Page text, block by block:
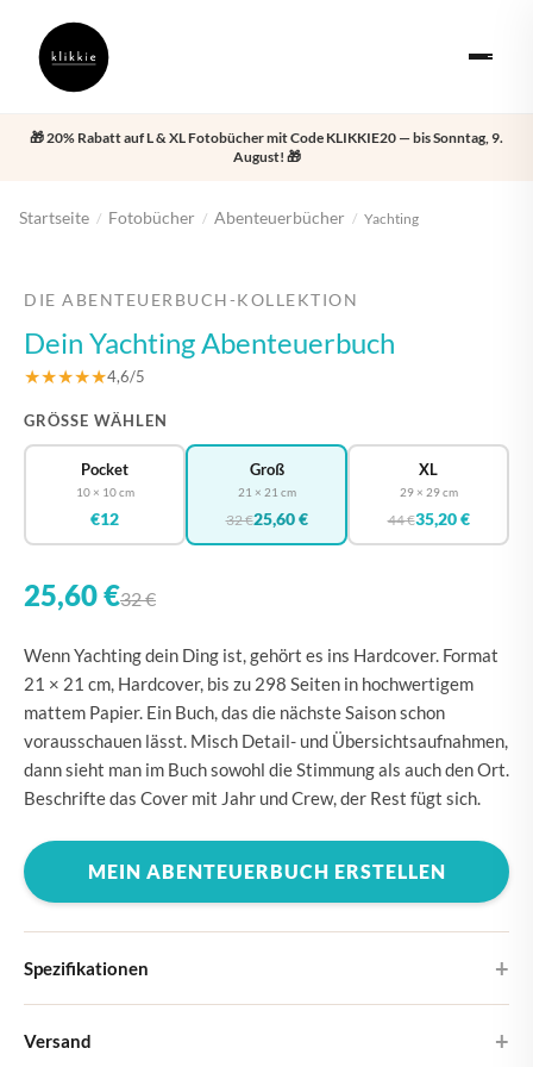
🎁 20% Rabatt auf L & XL Fotobücher mit Code KLIKKIE20 — bis Sonntag, 9.
August! 🎁
Startseite / Fotobücher / Abenteuerbücher / Yachting
DIE ABENTEUERBUCH-KOLLEKTION
Dein Yachting Abenteuerbuch
★★★★★4,6/5
GRÖSSE WÄHLEN
Pocket
10 × 10 cm
€12
Groß
21 × 21 cm
32 €25,60 €
XL
29 × 29 cm
44 €35,20 €
25,60 €32 €
Wenn Yachting dein Ding ist, gehört es ins Hardcover. Format
21 × 21 cm, Hardcover, bis zu 298 Seiten in hochwertigem
mattem Papier. Ein Buch, das die nächste Saison schon
vorausschauen lässt. Misch Detail- und Übersichtsaufnahmen,
dann sieht man im Buch sowohl die Stimmung als auch den Ort.
Beschrifte das Cover mit Jahr und Crew, der Rest fügt sich.
MEIN ABENTEUERBUCH ERSTELLEN
Spezifikationen
Wähle aus vier verschiedenen Cover-Designs
Versand